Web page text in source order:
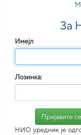
За
Имејл
Лозинка:
НИО уредник је